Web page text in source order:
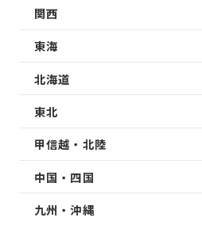
関西
東海
北海道
東北
甲信越・北陸
中国・四国
九州・沖縄